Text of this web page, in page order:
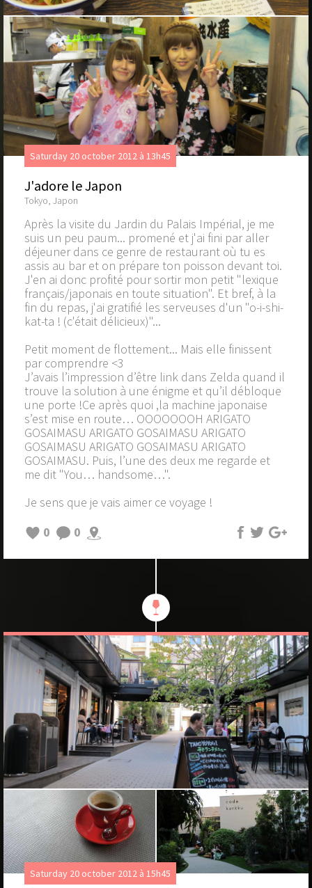
Saturday 20 october 2012 à 13h45
J'adore le Japon
Tokyo, Japon
Après la visite du Jardin du Palais Impérial, je me
suis un peu paum... promené et j'ai fini par aller
déjeuner dans ce genre de restaurant où tu es
assis au bar et on prépare ton poisson devant toi.
J'en ai donc profité pour sortir mon petit "lexique
français/japonais en toute situation". Et bref, à la
fin du repas, j'ai gratifié les serveuses d'un "o-i-shi-
kat-ta ! (c'était délicieux)"...
Petit moment de flottement... Mais elle finissent
par comprendre <3
J’avais l’impression d’être link dans Zelda quand il
trouve la solution à une énigme et qu’il débloque
une porte !Ce après quoi ,la machine japonaise
s’est mise en route… OOOOOOOH ARIGATO
GOSAIMASU ARIGATO GOSAIMASU ARIGATO
GOSAIMASU ARIGATO GOSAIMASU ARIGATO
GOSAIMASU. Puis, l’une des deux me regarde et
me dit "You… handsome…".
Je sens que je vais aimer ce voyage !
0
0
Saturday 20 october 2012 à 15h45